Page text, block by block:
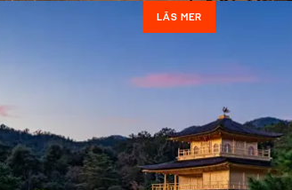
LÄS MER